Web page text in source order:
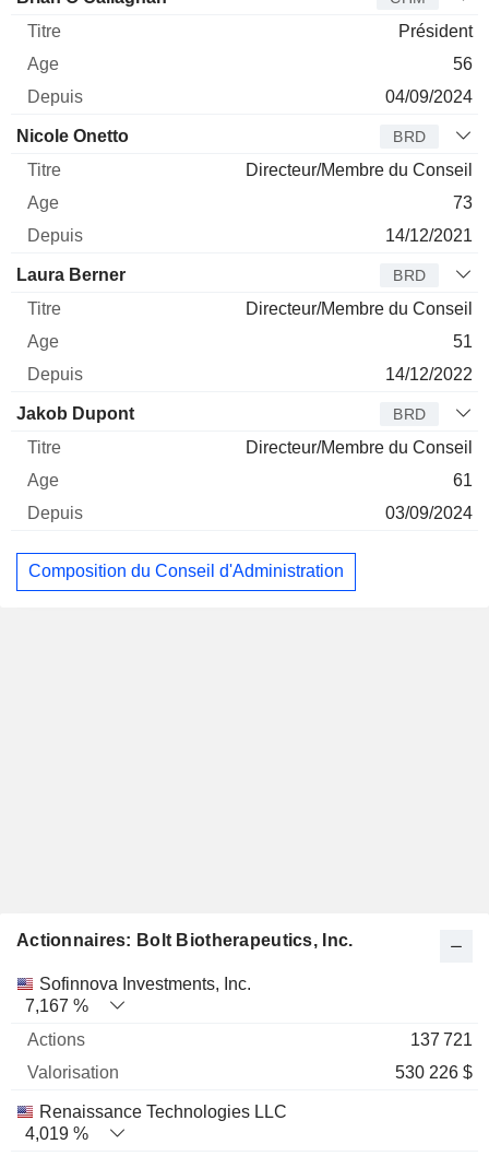
Président
56
04/09/2024
Nicole Onetto BRD
Directeur/Membre du Conseil
73
14/12/2021
Laura Berner BRD
Directeur/Membre du Conseil
51
14/12/2022
Jakob Dupont BRD
Directeur/Membre du Conseil
61
03/09/2024
Composition du Conseil d'Administration
Actionnaires: Bolt Biotherapeutics, Inc.
Nom Actions % Valorisation
Sofinnova Investments, Inc.
7,167 %
137 721
530 226 $
Renaissance Technologies LLC
4,019 %